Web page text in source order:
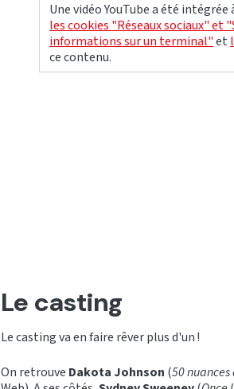
Une vidéo YouTube a été
les cookies "Réseaux sociaux" et
informations sur un terminal"et
ce contenu.
Le casting
Le casting va en faire rêver plus d'un !
On retrouve Dakota Johnson (50 nuances